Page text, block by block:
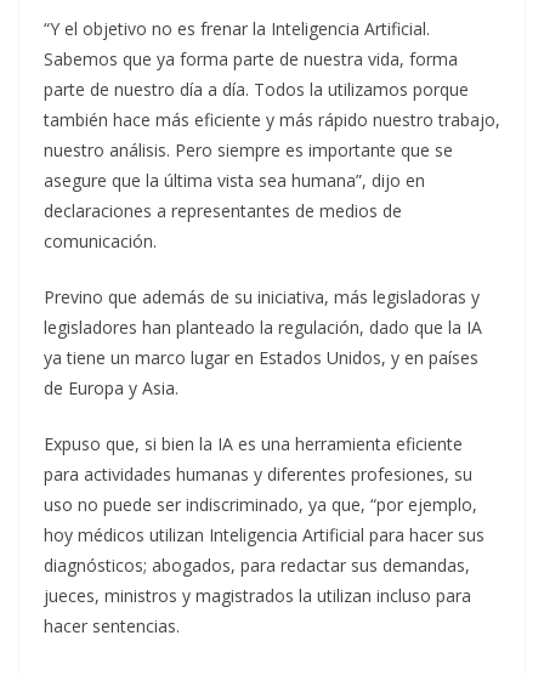
“Y el objetivo no es frenar la Inteligencia Artificial.
Sabemos que ya forma parte de nuestra vida, forma
parte de nuestro día a día. Todos la utilizamos porque
también hace más eficiente y más rápido nuestro trabajo,
nuestro análisis. Pero siempre es importante que se
asegure que la última vista sea humana”, dijo en
declaraciones a representantes de medios de
comunicación.
Previno que además de su iniciativa, más legisladoras y
legisladores han planteado la regulación, dado que la IA
ya tiene un marco lugar en Estados Unidos, y en países
de Europa y Asia.
Expuso que, si bien la IA es una herramienta eficiente
para actividades humanas y diferentes profesiones, su
uso no puede ser indiscriminado, ya que, “por ejemplo,
hoy médicos utilizan Inteligencia Artificial para hacer sus
diagnósticos; abogados, para redactar sus demandas,
jueces, ministros y magistrados la utilizan incluso para
hacer sentencias.